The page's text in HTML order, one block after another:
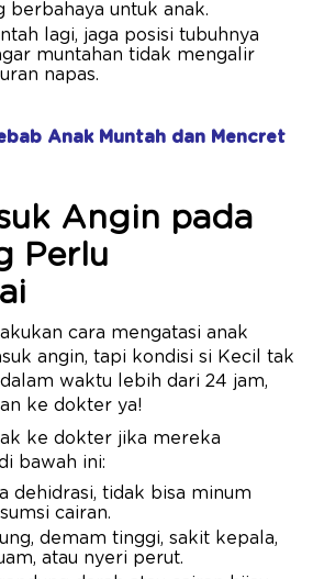
berbahaya untuk anak.
lagi, jaga posisi tubuhnya
muntahan tidak mengalir
napas.
Anak Muntah dan Mencret
Angin pada
Perlu
cara mengatasi anak
angin, tapi kondisi si Kecil tak
waktu lebih dari 24 jam,
ke dokter ya!
ke dokter jika mereka
bawah ini:
dehidrasi, tidak bisa minum
cairan.
demam tinggi, sakit kepala,
atau nyeri perut.